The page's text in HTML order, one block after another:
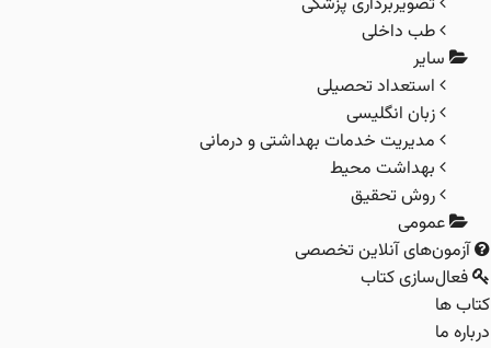
طب داخلی
استعداد تحصیلی
زبان انگلیسی
مدیریت خدمات بهداشتی و درمانی
بهداشت محیط
روش تحقیق
آنلاین تخصصی
کتاب